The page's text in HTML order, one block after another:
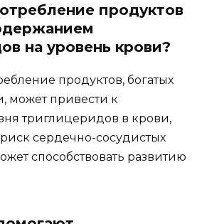
продуктов
на уровень крови?
продуктов, богатых
может привести к
триглицеридов в крови,
сердечно-сосудистых
способствовать развитию